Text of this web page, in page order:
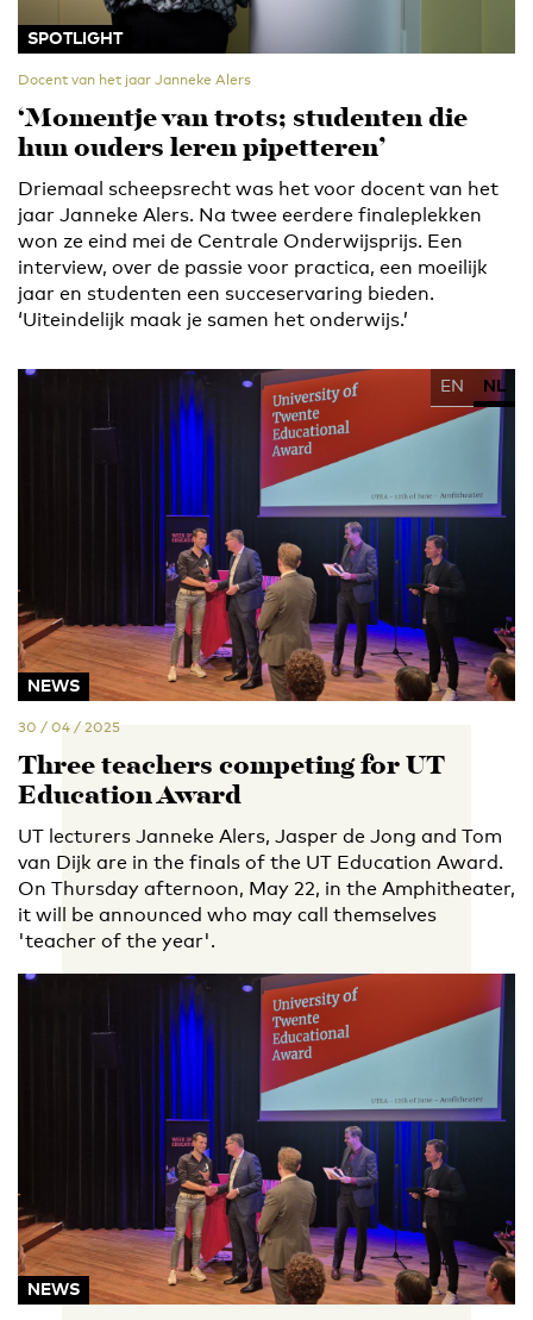
SPOTLIGHT
Docent van het jaar Janneke Alers
‘Momentje van trots; studenten die
hun ouders leren pipetteren’
Driemaal scheepsrecht was het voor docent van het
jaar Janneke Alers. Na twee eerdere finaleplekken
won ze eind mei de Centrale Onderwijsprijs. Een
interview, over de passie voor practica, een moeilijk
jaar en studenten een succeservaring bieden.
‘Uiteindelijk maak je samen het onderwijs.’
EN NL
NEWS
30 / 04 / 2025
Three teachers competing for UT
Education Award
UT lecturers Janneke Alers, Jasper de Jong and Tom
van Dijk are in the finals of the UT Education Award.
On Thursday afternoon, May 22, in the Amphitheater,
it will be announced who may call themselves
'teacher of the year'.
NEWS